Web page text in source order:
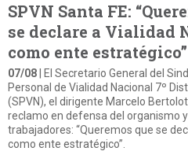
SPVN Santa FE:
se declare a Vialidad
como ente estratégico”
07/08 | El Secretario General del
Personal de Vialidad Nacional 7º
(SPVN), el dirigente Marcelo
reclamo en defensa del organismo
trabajadores: “Queremos que se
como ente estratégico”.